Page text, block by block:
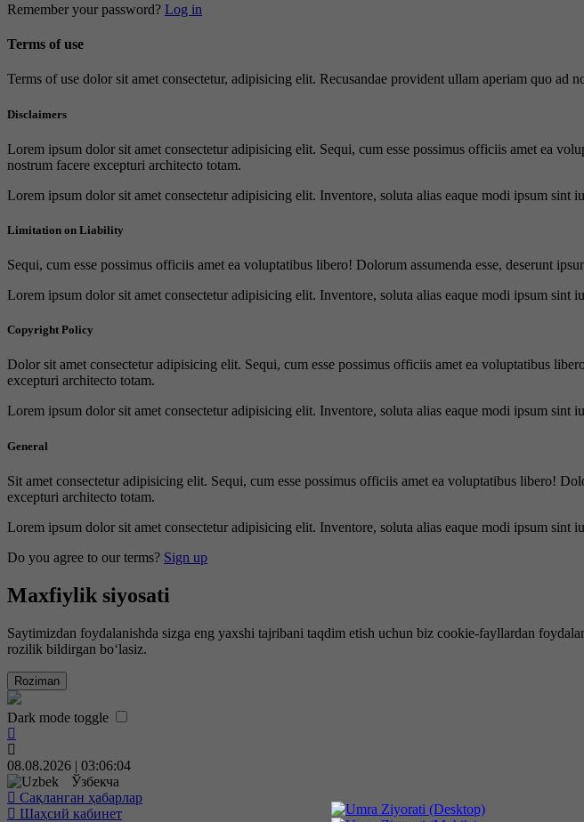
Remember your password? Log in
Terms of use
Terms of use dolor sit amet consectetur, adipisicing elit. Recusandae provident ullam aperiam quo
Disclaimers
Lorem ipsum dolor sit amet consectetur adipisicing elit. Sequi, cum esse possimus officiis amet ea
nostrum facere excepturi architecto totam.
Lorem ipsum dolor sit amet consectetur adipisicing elit. Inventore, soluta alias eaque modi ipsum sint
Limitation on Liability
Sequi, cum esse possimus officiis amet ea voluptatibus libero! Dolorum assumenda esse, deserunt
Lorem ipsum dolor sit amet consectetur adipisicing elit. Inventore, soluta alias eaque modi ipsum sint
Copyright Policy
Dolor sit amet consectetur adipisicing elit. Sequi, cum esse possimus officiis amet ea voluptatibus
excepturi architecto totam.
Lorem ipsum dolor sit amet consectetur adipisicing elit. Inventore, soluta alias eaque modi ipsum sint
General
Sit amet consectetur adipisicing elit. Sequi, cum esse possimus officiis amet ea voluptatibus libero!
excepturi architecto totam.
Lorem ipsum dolor sit amet consectetur adipisicing elit. Inventore, soluta alias eaque modi ipsum sint
Do you agree to our terms? Sign up
Maxfiylik siyosati
Saytimizdan foydalanishda sizga eng yaxshi tajribani taqdim etish uchun biz cookie-fayllardan
rozilik bildirgan bo‘lasiz.
Roziman
Dark mode toggle
08.08.2026 | 03:06:05
Ўзбекча
Сақланган ҳабарлар
Шаҳсий кабинет